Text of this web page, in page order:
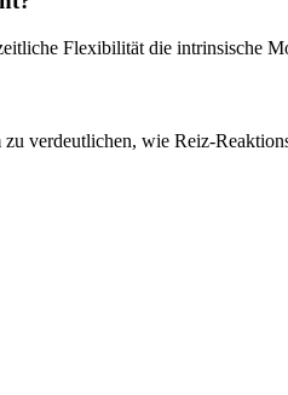
Flexibilität die intrinsische
verdeutlichen, wie Reiz-